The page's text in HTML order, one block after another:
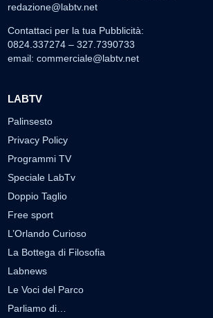
redazione@labtv.net
Contattaci per la tua Pubblicità:
0824.337274 – 327.7390733
email: commerciale@labtv.net
LABTV
Palinsesto
Privacy Policy
Programmi TV
Speciale LabTv
Doppio Taglio
Free sport
L’Orlando Curioso
La Bottega di Filosofia
Labnews
Le Voci del Parco
Parliamo di…